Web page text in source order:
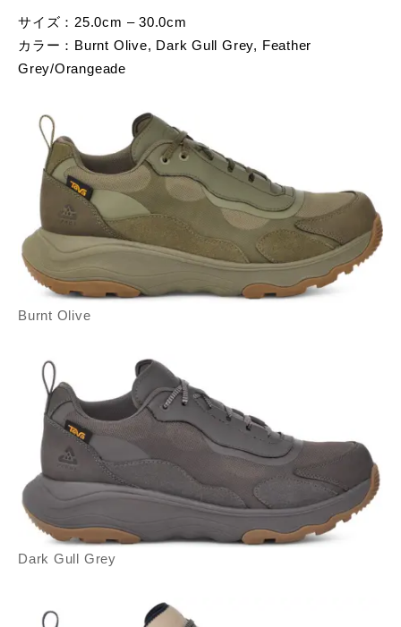
サイズ：25.0cm – 30.0cm
カラー：Burnt Olive, Dark Gull Grey, Feather
Grey/Orangeade
Burnt Olive
Dark Gull Grey